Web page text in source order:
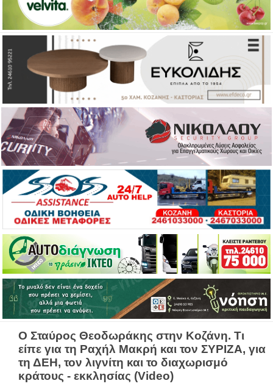
Ο Σταύρος Θεοδωράκης στην Κοζάνη. Τι
είπε για τη Ραχήλ Μακρή και τον ΣΥΡΙΖΑ, για
τη ΔΕΗ, τον λιγνίτη και το διαχωρισμό
κράτους - εκκλησίας (Video)